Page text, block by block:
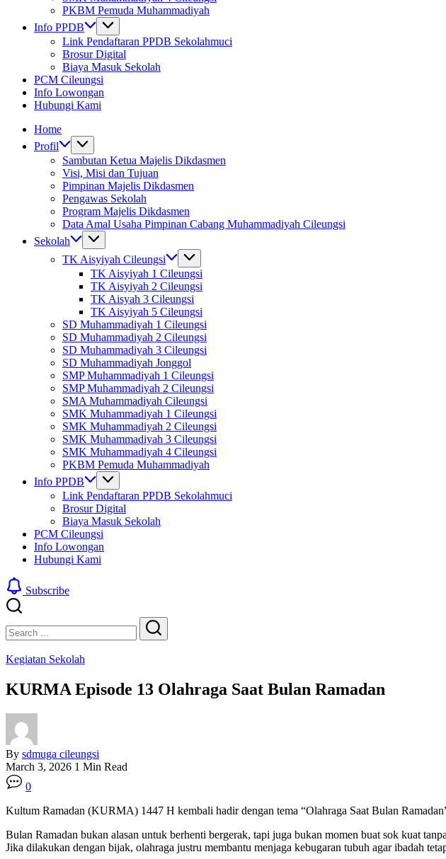
PKBM Pemuda Muhammadiyah
Info PPDB
Link Pendaftaran PPDB Sekolahmuci
Brosur Digital
Biaya Masuk Sekolah
PCM Cileungsi
Info Lowongan
Hubungi Kami
Home
Profil
Sambutan Ketua Majelis Dikdasmen
Visi, Misi dan Tujuan
Pimpinan Majelis Dikdasmen
Pengawas Sekolah
Program Majelis Dikdasmen
Data Amal Usaha Pimpinan Cabang Muhammadiyah Cileungsi
Sekolah
TK Aisyiyah Cileungsi
TK Aisyiyah 1 Cileungsi
TK Aisyiyah 2 Cileungsi
TK Aisyah 3 Cileungsi
TK Aisyiyah 5 Cileungsi
SD Muhammadiyah 1 Cileungsi
SD Muhammadiyah 2 Cileungsi
SD Muhammadiyah 3 Cileungsi
SD Muhammadiyah Jonggol
SMP Muhammadiyah 1 Cileungsi
SMP Muhammadiyah 2 Cileungsi
SMA Muhammadiyah Cileungsi
SMK Muhammadiyah 1 Cileungsi
SMK Muhammadiyah 2 Cileungsi
SMK Muhammadiyah 3 Cileungsi
SMK Muhammadiyah 4 Cileungsi
PKBM Pemuda Muhammadiyah
Info PPDB
Link Pendaftaran PPDB Sekolahmuci
Brosur Digital
Biaya Masuk Sekolah
PCM Cileungsi
Info Lowongan
Hubungi Kami
Subscribe
Search
Search
Kegiatan Sekolah
KURMA Episode 13 Olahraga Saat Bulan Ramadan
By sdmuga cileungsi
March 3, 2026 1 Min Read
0
Kultum Ramadan (KURMA) 1447 H kembali hadir dengan tema “Olahraga Saat Bulan
Bulan Ramadan bukan alasan untuk berhenti bergerak, tapi juga bukan momen buat sok kuat
Jika dilakukan dengan bijak, olahraga justru membantu menjaga kebugaran tubuh agar ibadah